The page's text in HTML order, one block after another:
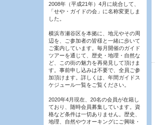
2008年（平成21年）4月に統合して、
「せや・ガイドの会」に名称変更しま
した。
横浜市瀬谷区を本拠に、地元やその周
辺を、ご参加者の皆様と一緒に歩いて
ご案内しています。毎月開催のガイド
ツアーを通じて、歴史・地理・自然な
ど、この街の魅力を再発見して頂けま
す。事前申し込みは不要で、全員ご参
加頂けます。詳しくは、年間ガイドス
ケジュール一覧をご覧ください。
2020年4月現在、20名の会員が在籍し
ており、随時会員募集しています。資
格など条件は一切ありません。歴史、
地理、自然やウオーキングにご興味・